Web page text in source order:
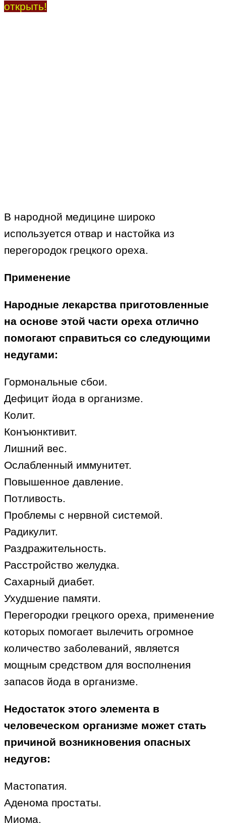
открыть!
В народной медицине широко
используется отвар и настойка из
перегородок грецкого ореха.
Применение
Народные лекарства приготовленные
на основе этой части ореха отлично
помогают справиться со следующими
недугами:
Гормональные сбои.
Дефицит йода в организме.
Колит.
Конъюнктивит.
Лишний вес.
Ослабленный иммунитет.
Повышенное давление.
Потливость.
Проблемы с нервной системой.
Радикулит.
Раздражительность.
Расстройство желудка.
Сахарный диабет.
Ухудшение памяти.
Перегородки грецкого ореха, применение
которых помогает вылечить огромное
количество заболеваний, является
мощным средством для восполнения
запасов йода в организме.
Недостаток этого элемента в
человеческом организме может стать
причиной возникновения опасных
недугов:
Мастопатия.
Аденома простаты.
Миома.